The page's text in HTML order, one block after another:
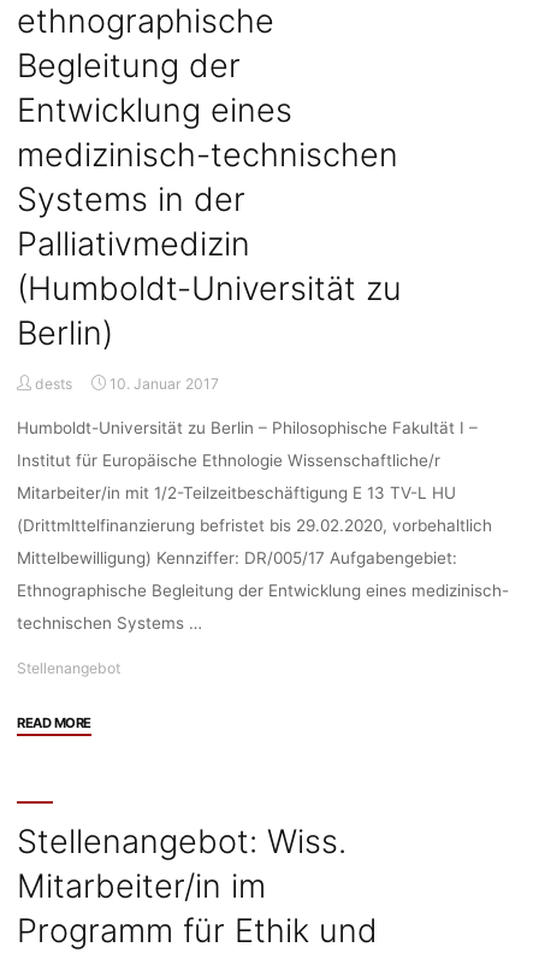
Mobilität“
(TU
Braunschweig)"
ethnographische
Begleitung der
Entwicklung eines
medizinisch-technischen
Systems in der
Palliativmedizin
(Humboldt-Universität zu
Berlin)
dests 10. Januar 2017
Humboldt-Universität zu Berlin – Philosophische Fakultät I –
Institut für Europäische Ethnologie Wissenschaftliche/r
Mitarbeiter/in mit 1/2-Teilzeitbeschäftigung E 13 TV-L HU
(Drittmlttelfinanzierung befristet bis 29.02.2020, vorbehaltlich
Mittelbewilligung) Kennziffer: DR/005/17 Aufgabengebiet:
Ethnographische Begleitung der Entwicklung eines medizinisch-
technischen Systems …
Stellenangebot
READ MORE"Stellenangebot:
ethnographische
Begleitung
Entwicklung
Stellenangebot: Wiss.
Mitarbeiter/in im
Programm für Ethik und